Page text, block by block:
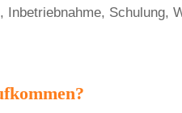
Inbetriebnahme, Schulung,